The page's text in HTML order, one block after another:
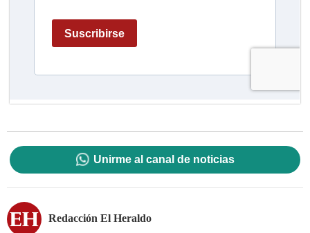
Unirme al canal de noticias
Redacción El Heraldo